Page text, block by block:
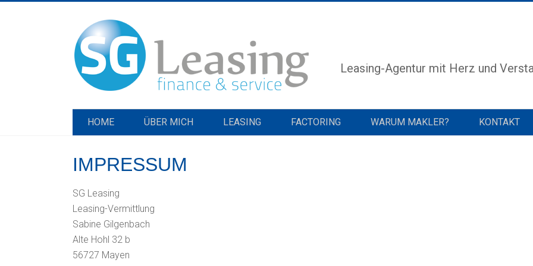
Leasing-Agentur mit Herz und
HOME ÜBER MICH LEASING FACTORING WARUM MAKLER? KONTAKT
IMPRESSUM
SG Leasing
Leasing-Vermittlung
Sabine Gilgenbach
Alte Hohl 32 b
56727 Mayen